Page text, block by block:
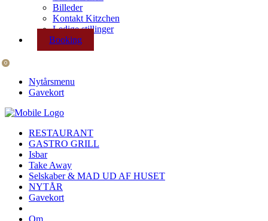
Billeder
Kontakt Kitzchen
Ledige stillinger
Booking
0
Nytårsmenu
Gavekort
RESTAURANT
GASTRO GRILL
Isbar
Take Away
Selskaber & MAD UD AF HUSET
NYTÅR
Gavekort
Om